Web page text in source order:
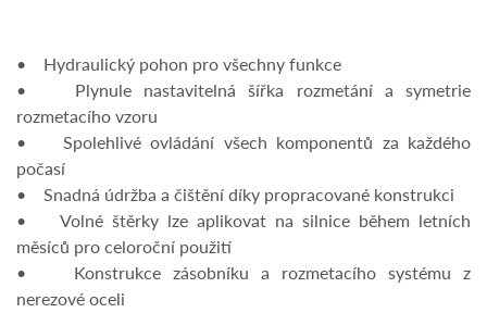
• Hydraulický pohon pro všechny funkce
• Plynule nastavitelná šířka rozmetání a symetrie
rozmetacího vzoru
• Spolehlivé ovládání všech komponentů za každého
počasí
• Snadná údržba a čištění díky propracované konstrukci
• Volné štěrky lze aplikovat na silnice během letních
měsíců pro celoroční použití
• Konstrukce zásobníku a rozmetacího systému z
nerezové oceli